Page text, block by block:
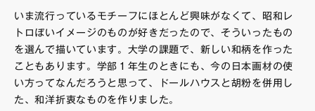
いま流行っているモチーフにほとんど興味がなくて、昭和レ
トロぽいイメージのものが好きだったので、そういったもの
を選んで描いています。大学の課題で、新しい和柄を作った
こともあります。学部１年生のときにも、今の日本画材の使
い方ってなんだろうと思って、ドールハウスと胡粉を併用し
た、和洋折衷なものを作りました。